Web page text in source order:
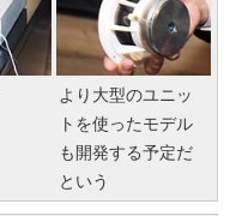
より大型のユニッ
トを使ったモデル
も開発する予定だ
という